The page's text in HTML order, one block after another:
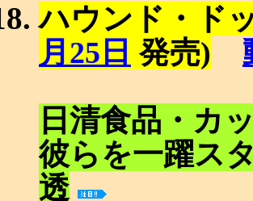
ハウンド・
月25日 発売)
日清食品・カ
彼らを一躍ス
透